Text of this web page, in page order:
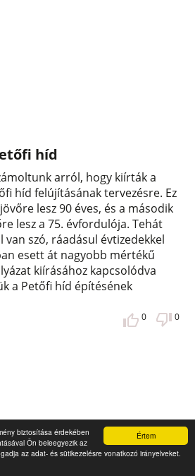
Értem
biztosítása érdekében
Ön beleegyezik az
az adat- és sütikezelésre vonatkozó irányelveket.
híd
arról, hogy kiírták a
híd felújításának tervezésre. Ez
lesz 90 éves, és a második
lesz a 75. évfordulója. Tehát
szó, ráadásul évtizedekkel
esett át nagyobb mértékű
kiírásához kapcsolódva
a Petőfi híd építésének
0 0